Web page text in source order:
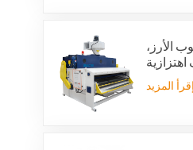
الأرز،
اهتزازي